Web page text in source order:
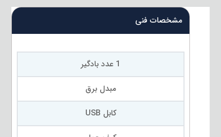
مشخصات فنی
1 عدد بادگیر
مبدل برق
کابل USB